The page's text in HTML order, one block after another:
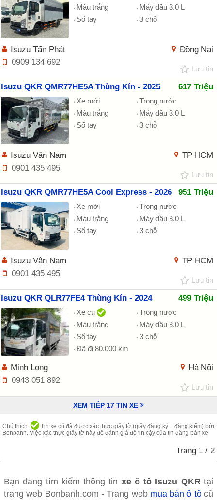
Màu trắng
Máy dầu 3.0 L
Số tay
3 chỗ
Đồng Nai
Isuzu Tấn Phát
0909 134 692
Lưu tin
Isuzu QKR QMR77HE5A Thùng Kín - 2025 617 Triệu
Xe mới
Trong nước
Màu trắng
Máy dầu 3.0 L
Số tay
3 chỗ
TP HCM
Isuzu Vân Nam
0901 435 495
Lưu tin
Isuzu QKR QMR77HE5A Cool Express - 2026 951 Triệu
Xe mới
Trong nước
Màu trắng
Máy dầu 3.0 L
Số tay
3 chỗ
TP HCM
Isuzu Vân Nam
0901 435 495
Lưu tin
Isuzu QKR QLR77FE4 Thùng Kín - 2024 499 Triệu
Xe cũ
Trong nước
Màu trắng
Máy dầu 3.0 L
Số tay
3 chỗ
Đã đi 80,000 km
Hà Nội
Minh Long
0943 051 892
Lưu tin
XEM TIẾP 17 TIN XE
Chú thích:
Tin xe cũ đã được xác thực giấy tờ (giấy đăng ký + đăng kiểm) bởi
Bonbanh. Việc xác thực giấy tờ này để đánh giá độ tin cậy của tin đăng bán xe
Trang 1 / 2
Bạn đang tìm kiếm thông tin xe ô tô Isuzu QKR tại
trang web Bonbanh.com - Trang web mua bán ô tôcũ